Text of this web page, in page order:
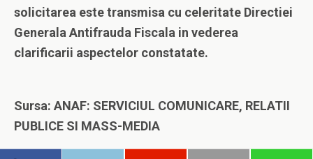
solicitarea este transmisa cu celeritate Directiei
Generala Antifrauda Fiscala in vederea
clarificarii aspectelor constatate.
Sursa: ANAF: SERVICIUL COMUNICARE, RELATII
PUBLICE SI MASS-MEDIA